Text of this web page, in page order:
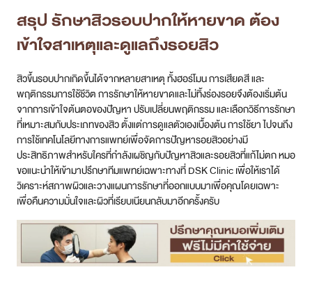
สรุป รักษาสิวรอบปากให้หายขาด ต้อง
เข้าใจสาเหตุและดูแลถึงรอยสิว
สิวขึ้นรอบปากเกิดขึ้นได้จากหลายสาเหตุ ทั้งฮอร์โมน การเสียดสี และ
พฤติกรรมการใช้ชีวิต การรักษาให้หายขาดและไม่ทิ้งร่องรอยจึงต้องเริ่มต้น
จากการเข้าใจต้นตอของปัญหา ปรับเปลี่ยนพฤติกรรม และเลือกวิธีการรักษา
ที่เหมาะสมกับประเภทของสิว ตั้งแต่การดูแลตัวเองเบื้องต้น การใช้ยา ไปจนถึง
การใช้เทคโนโลยีทางการแพทย์เพื่อจัดการปัญหารอยสิวอย่างมี
ประสิทธิภาพสำหรับใครที่กำลังเผชิญกับปัญหาสิวและรอยสิวที่แก้ไม่ตก หมอ
ขอแนะนำให้เข้ามาปรึกษาทีมแพทย์เฉพาะทางที่ DSK Clinic เพื่อให้เราได้
วิเคราะห์สภาพผิวและวางแผนการรักษาที่ออกแบบมาเพื่อคุณโดยเฉพาะ
เพื่อคืนความมั่นใจและผิวที่เรียบเนียนกลับมาอีกครั้งครับ